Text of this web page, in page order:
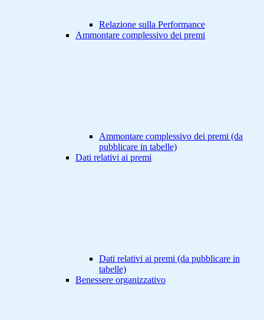
Relazione sulla Performance
Ammontare complessivo dei premi
Ammontare complessivo dei premi (da
pubblicare in tabelle)
Dati relativi ai premi
Dati relativi ai premi (da pubblicare in
tabelle)
Benessere organizzativo